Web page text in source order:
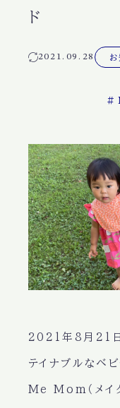
ド
2021.09.28
#
2021年8月21日
テイナブルなベ
Me Mom（メイ